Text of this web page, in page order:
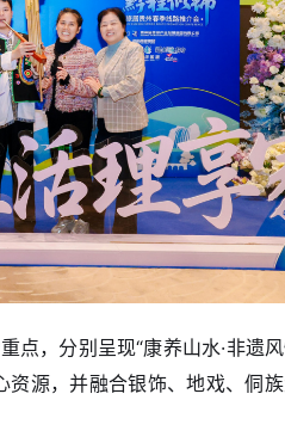
，分别呈现“康养山水·非遗风
源，并融合银饰、地戏、侗族